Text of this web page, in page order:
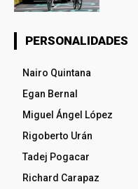
PERSONALIDADES
Nairo Quintana
Egan Bernal
Miguel Ángel López
Rigoberto Urán
Tadej Pogacar
Richard Carapaz